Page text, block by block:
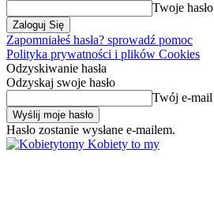
Twoje hasło
Zapomniałeś hasła? sprowadź pomoc
Polityka prywatności i plików Cookies
Odzyskiwanie hasła
Odzyskaj swoje hasło
Twój e-mail
Hasło zostanie wysłane e-mailem.
Kobiety to my